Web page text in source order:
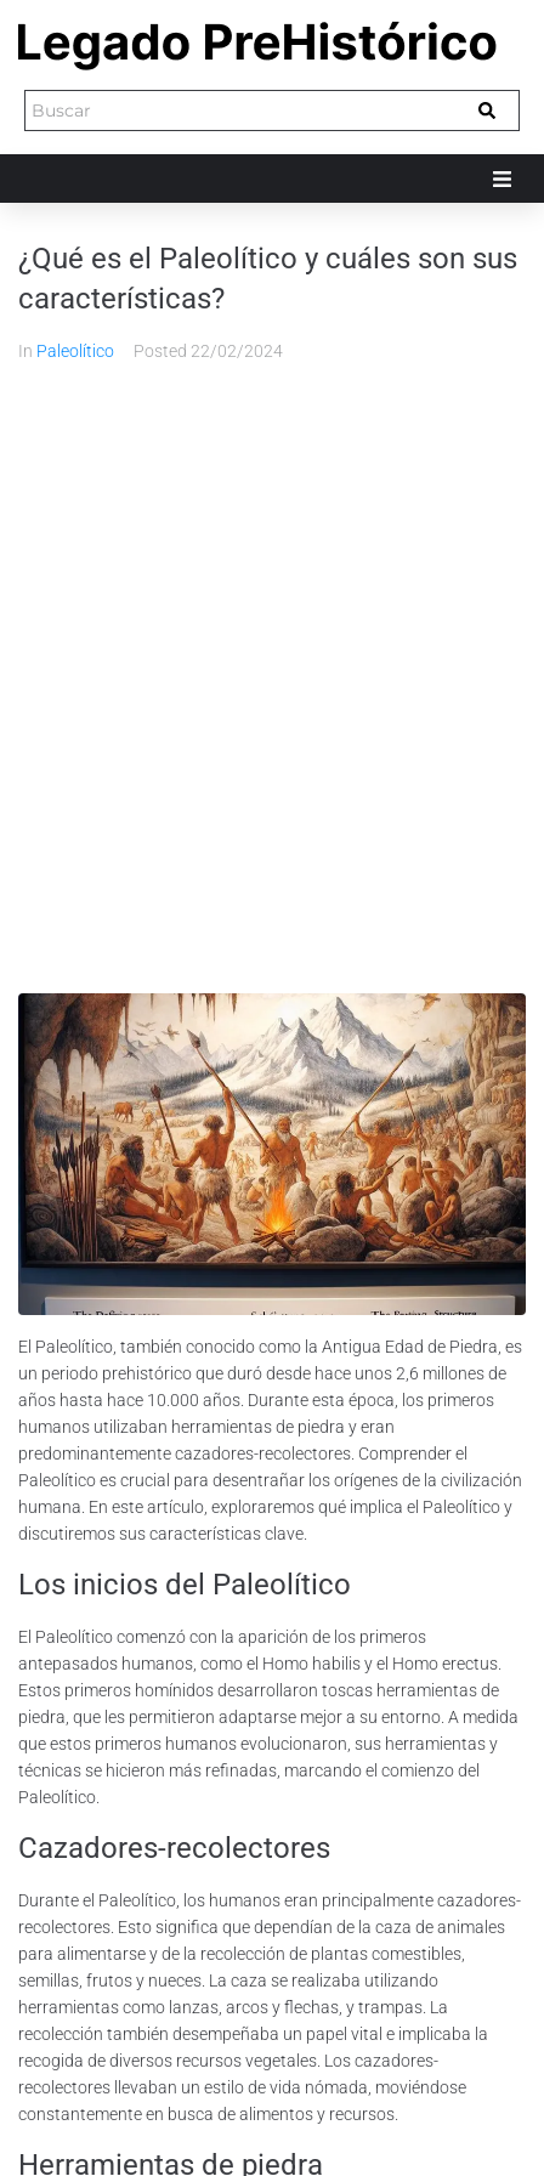
¿Qué es el Paleolítico y cuáles son sus
características?
In Paleolítico Posted 22/02/2024
El Paleolítico, también conocido como la Antigua Edad de Piedra, es
un periodo prehistórico que duró desde hace unos 2,6 millones de
años hasta hace 10.000 años. Durante esta época, los primeros
humanos utilizaban herramientas de piedra y eran
predominantemente cazadores-recolectores. Comprender el
Paleolítico es crucial para desentrañar los orígenes de la civilización
humana. En este artículo, exploraremos qué implica el Paleolítico y
discutiremos sus características clave.
Los inicios del Paleolítico
El Paleolítico comenzó con la aparición de los primeros
antepasados humanos, como el Homo habilis y el Homo erectus.
Estos primeros homínidos desarrollaron toscas herramientas de
piedra, que les permitieron adaptarse mejor a su entorno. A medida
que estos primeros humanos evolucionaron, sus herramientas y
técnicas se hicieron más refinadas, marcando el comienzo del
Paleolítico.
Cazadores-recolectores
Durante el Paleolítico, los humanos eran principalmente cazadores-
recolectores. Esto significa que dependían de la caza de animales
para alimentarse y de la recolección de plantas comestibles,
semillas, frutos y nueces. La caza se realizaba utilizando
herramientas como lanzas, arcos y flechas, y trampas. La
recolección también desempeñaba un papel vital e implicaba la
recogida de diversos recursos vegetales. Los cazadores-
recolectores llevaban un estilo de vida nómada, moviéndose
constantemente en busca de alimentos y recursos.
Herramientas de piedra